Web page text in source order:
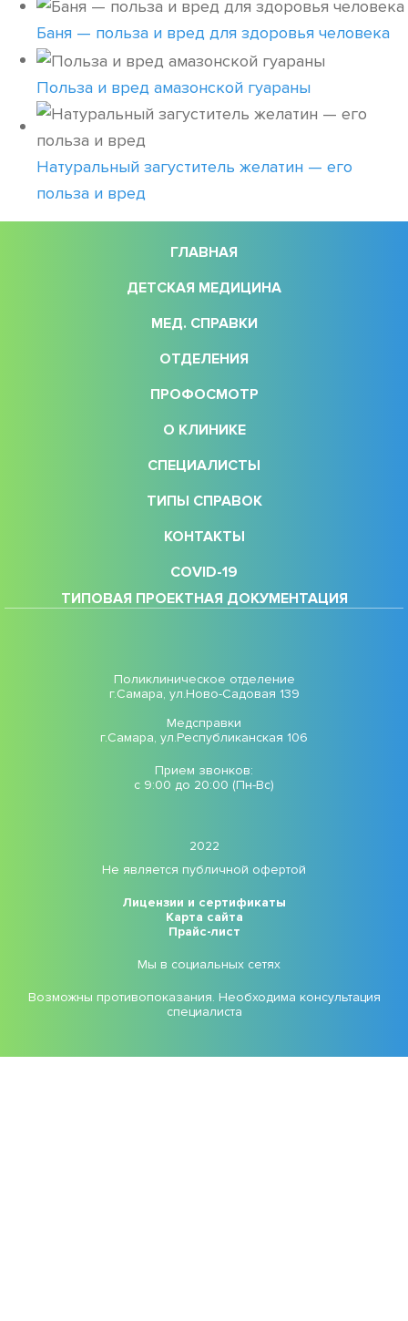
Баня — польза и вред для здоровья человека
Польза и вред амазонской гуараны
Натуральный загуститель желатин — его
польза и вред
ГЛАВНАЯ
ДЕТСКАЯ МЕДИЦИНА
МЕД. СПРАВКИ
ОТДЕЛЕНИЯ
ПРОФОСМОТР
О КЛИНИКЕ
СПЕЦИАЛИСТЫ
ТИПЫ СПРАВОК
КОНТАКТЫ
COVID-19
ТИПОВАЯ ПРОЕКТНАЯ ДОКУМЕНТАЦИЯ
Поликлиническое отделение
г.Самара, ул.Ново-Садовая 139
Медсправки
г.Самара, ул.Республиканская 106
Прием звонков:
с 9:00 до 20:00 (Пн-Вс)
2022
Не является публичной офертой
Лицензии и сертификаты
Карта сайта
Прайс-лист
Мы в социальных сетях
Возможны противопоказания. Необходима консультация
специалиста